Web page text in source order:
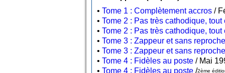
• Tome 1 : Complètement accros
• Tome 2 : Pas très cathodique, tout
• Tome 2 : Pas très cathodique, tout
• Tome 3 : Zappeur et sans reproche
• Tome 3 : Zappeur et sans reproche
• Tome 4 : Fidèles au poste
• Tome 4 : Fidèles au poste /2ème